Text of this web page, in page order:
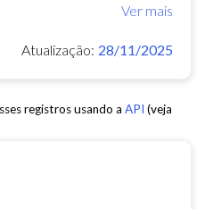
Ver mais
Atualização: 28/11/2025
registros usando a API (veja